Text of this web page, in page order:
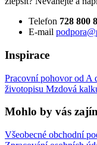
Telefon 728 800
E-mail
Inspirace
Pracovní pohovor od A
životopisu Mzdová
Mohlo by vás
Všeobecné obchodní